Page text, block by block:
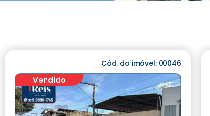
Cód. do imóvel: 00046
Vendido